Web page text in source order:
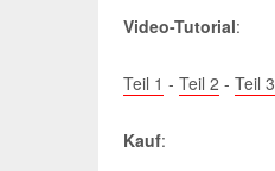
Video-Tutorial:
Teil 1 - Teil 2 - Teil 3
Kauf: